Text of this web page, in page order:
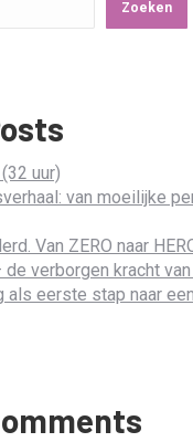
Zoeken
uur)
van moeilijke
Van ZERO naar
de verborgen kracht
als eerste stap naar